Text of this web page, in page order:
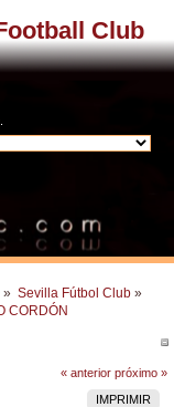
Club
» Sevilla Fútbol Club »
CORDÓN
« anterior próximo »
IMPRIMIR